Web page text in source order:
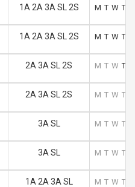
1A 2A 3A SL 2S M T W T
1A 2A 3A SL 2S M T W T
2A 3A SL 2S M T W T
2A 3A SL 2S M T W T
3A SL M T W T
3A SL M T W T
1A 2A 3A SL M T W T